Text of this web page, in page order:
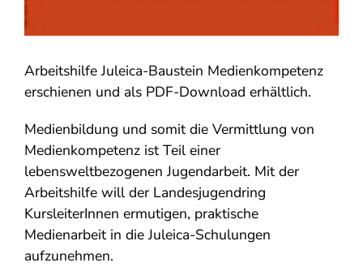
Arbeitshilfe Juleica-Baustein Medienkompetenz
erschienen und als PDF-Download erhältlich.
Medienbildung und somit die Vermittlung von
Medienkompetenz ist Teil einer
lebensweltbezogenen Jugendarbeit. Mit der
Arbeitshilfe will der Landesjugendring
KursleiterInnen ermutigen, praktische
Medienarbeit in die Juleica-Schulungen
aufzunehmen.